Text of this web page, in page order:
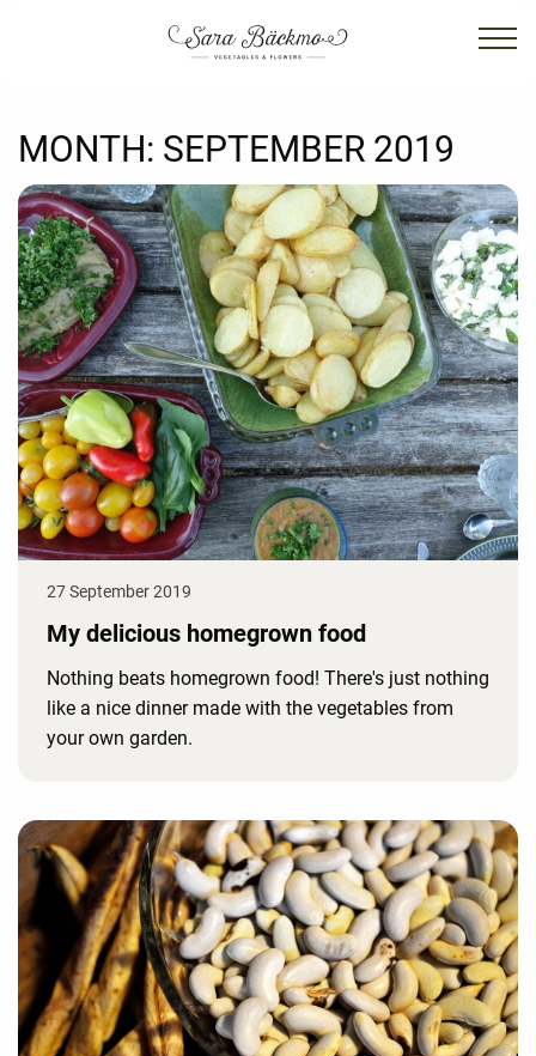
MONTH: SEPTEMBER 2019
27 September 2019
My delicious homegrown food
Nothing beats homegrown food! There's just nothing
like a nice dinner made with the vegetables from
your own garden.